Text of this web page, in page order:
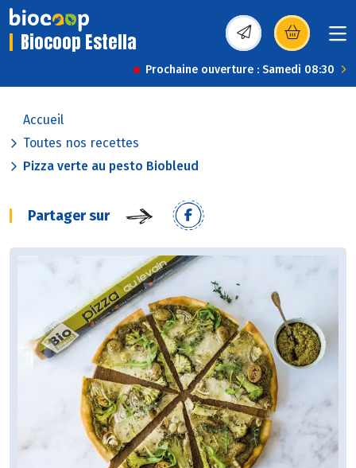
Biocoop Estella (s’ouvre dans une
Prochaine ouverture : Samedi 08:30
Accueil
Toutes nos recettes
Pizza verte au pesto Biobleud
Partager sur